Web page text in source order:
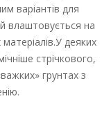
варіантів для
влаштовується на
деяких
стрічкового,
грунтах з